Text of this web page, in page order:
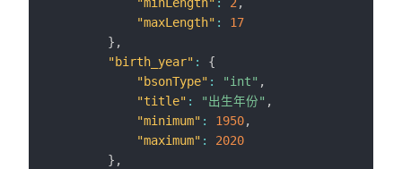
"minLength" : 2,
"maxLength" :
17
} ,
"birth_year" :
{
"bsonType" : "int" ,
"title" : "出生年份" ,
"minimum" : 1950,
"maximum" :
2020
} ,